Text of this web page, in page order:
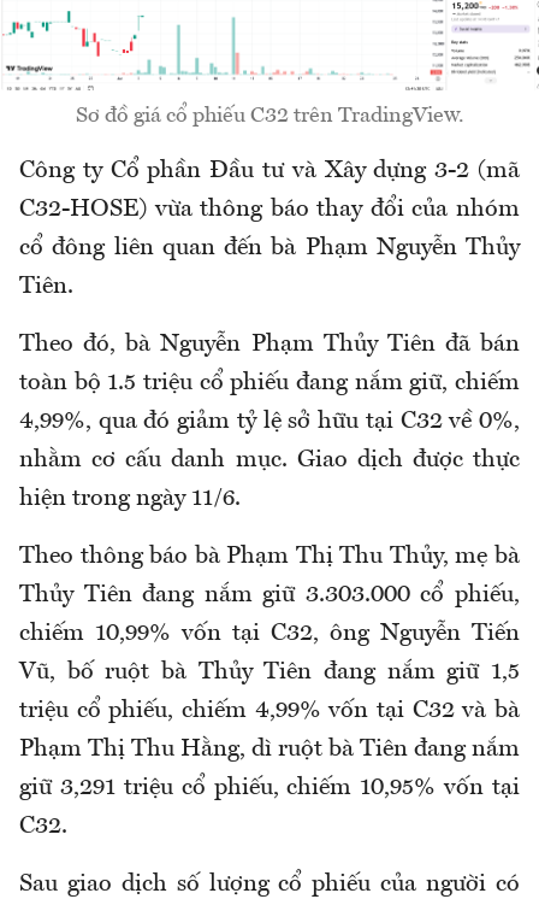
Sơ đồ giá cổ phiếu C32 trên TradingView.
Công ty Cổ phần Đầu tư và Xây dựng 3-2 (mã
C32-HOSE) vừa thông báo thay đổi của nhóm
cổ đông liên quan đến bà Phạm Nguyễn Thủy
Tiên.
Theo đó, bà Nguyễn Phạm Thủy Tiên đã bán
toàn bộ 1.5 triệu cổ phiếu đang nắm giữ, chiếm
4,99%, qua đó giảm tỷ lệ sở hữu tại C32 về 0%,
nhằm cơ cấu danh mục. Giao dịch được thực
hiện trong ngày 11/6.
Theo thông báo bà Phạm Thị Thu Thủy, mẹ bà
Thủy Tiên đang nắm giữ 3.303.000 cổ phiếu,
chiếm 10,99% vốn tại C32, ông Nguyễn Tiến
Vũ, bố ruột bà Thủy Tiên đang nắm giữ 1,5
triệu cổ phiếu, chiếm 4,99% vốn tại C32 và bà
Phạm Thị Thu Hằng, dì ruột bà Tiên đang nắm
giữ 3,291 triệu cổ phiếu, chiếm 10,95% vốn tại
C32.
Sau giao dịch số lượng cổ phiếu của người có